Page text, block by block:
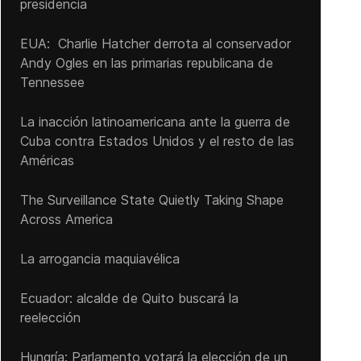
presidencia
EUA: Charlie Hatcher derrota al conservador
Andy Ogles en las primarias republicana de
Tennessee
La inacción latinoamericana ante la guerra de
Cuba contra Estados Unidos y el resto de las
Américas
The Surveillance State Quietly Taking Shape
Across America
La arrogancia maquiavélica
Ecuador: alcalde de Quito buscará la
reelección
Hungría: Parlamento votará la elección de un